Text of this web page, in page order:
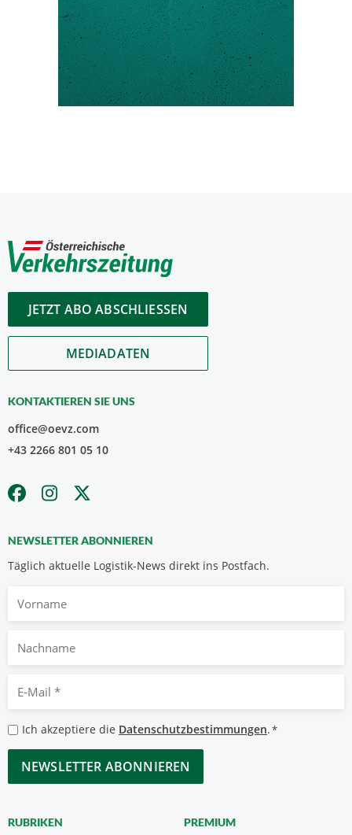
JETZT ABO ABSCHLIESSEN
MEDIADATEN
KONTAKTIEREN SIE UNS
office@oevz.com
+43 2266 801 05 10
NEWSLETTER ABONNIEREN
Täglich aktuelle Logistik-News direkt ins Postfach.
Nachname
Mail
*
Datenschutzbestimmungen
*
Ich akzeptiere die Datenschutzbestimmungen.*
CAPTCHA
RUBRIKEN PREMIUM